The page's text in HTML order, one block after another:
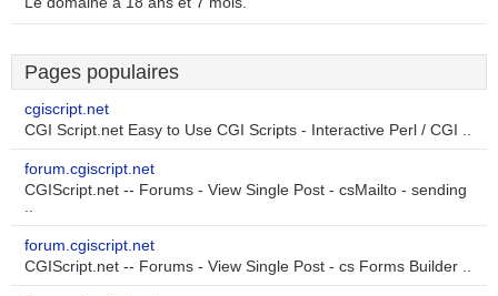
Pages populaires
cgiscript.net
CGI Script.net Easy to Use CGI Scripts - Interactive Perl / CGI ..
forum.cgiscript.net
CGIScript.net -- Forums - View Single Post - csMailto - sending
..
forum.cgiscript.net
CGIScript.net -- Forums - View Single Post - cs Forms Builder ..